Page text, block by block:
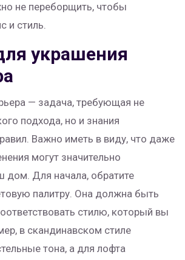
не переборщить, чтобы
и стиль.
украшения
— задача, требующая не
подхода, но и знания
Важно иметь в виду, что даже
могут значительно
дом. Для начала, обратите
палитру. Она должна быть
стилю, который вы
в скандинавском стиле
тона, а для лофта